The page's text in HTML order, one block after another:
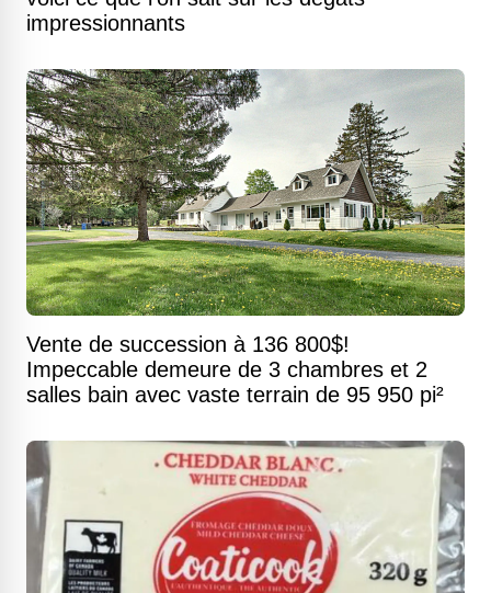
impressionnants
Vente de succession à 136 800$!
Impeccable demeure de 3 chambres et 2
salles bain avec vaste terrain de 95 950 pi²